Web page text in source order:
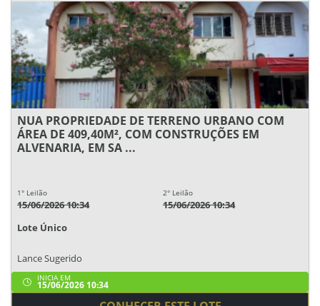
NUA PROPRIEDADE DE TERRENO URBANO COM
ÁREA DE 409,40M², COM CONSTRUÇÕES EM
ALVENARIA, EM SA ...
1° Leilão
15/06/2026 10:34
2° Leilão
15/06/2026 10:34
Lote Único
Lance Sugerido
INICIA EM
15/06/2026 10:34